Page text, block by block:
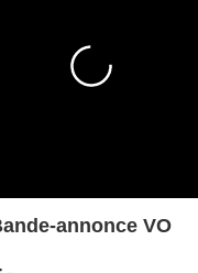
annonce VO